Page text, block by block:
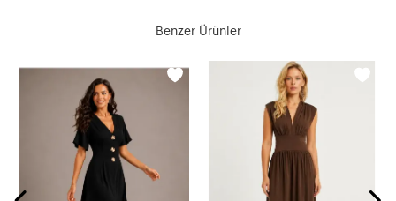
Benzer Ürünler